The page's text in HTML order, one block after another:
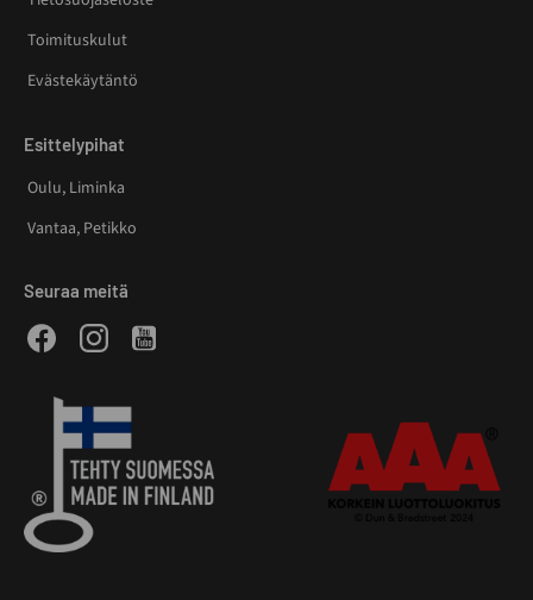
Toimituskulut
Evästekäytäntö
Esittelypihat
Oulu, Liminka
Vantaa, Petikko
Seuraa meitä
FacebookInstagramYoutube